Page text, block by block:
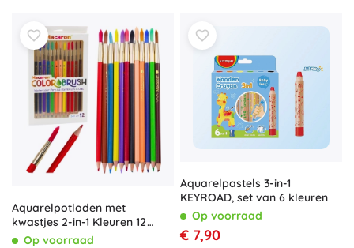
Aquarelpotloden met
kwastjes 2-in-1 Kleuren 12
stuksOp voorraad
Aquarelpastels 3-in-1
KEYROAD, set van 6 kleuren
Op voorraad
€ 7,90